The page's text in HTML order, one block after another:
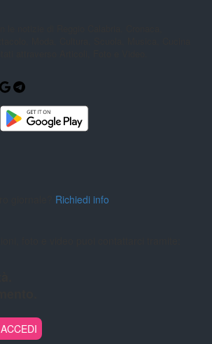
Richiedi info
ACCEDI